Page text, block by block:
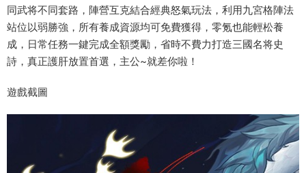
同武将不同套路，陣營互克結合經典怒氣玩法，利用九宮格陣法
站位以弱勝強，所有養成資源均可免費獲得，零氪也能輕松養
成，日常任務一鍵完成全額獎勵，省時不費力打造三國名将史
詩，真正護肝放置首選，主公~就差你啦！
遊戲截圖